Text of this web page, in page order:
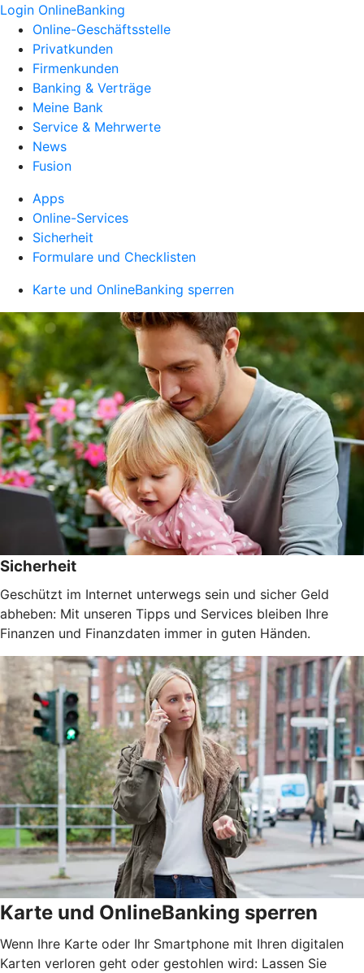
Login OnlineBanking
Online-Geschäftsstelle
Privatkunden
Firmenkunden
Banking & Verträge
Meine Bank
Service & Mehrwerte
News
Fusion
Apps
Online-Services
Sicherheit
Formulare und Checklisten
Karte und OnlineBanking sperren
Sicherheit
Geschützt im Internet unterwegs sein und sicher Geld
abheben: Mit unseren Tipps und Services bleiben Ihre
Finanzen und Finanzdaten immer in guten Händen.
Karte und OnlineBanking sperren
Wenn Ihre Karte oder Ihr Smartphone mit Ihren digitalen
Karten verloren geht oder gestohlen wird: Lassen Sie